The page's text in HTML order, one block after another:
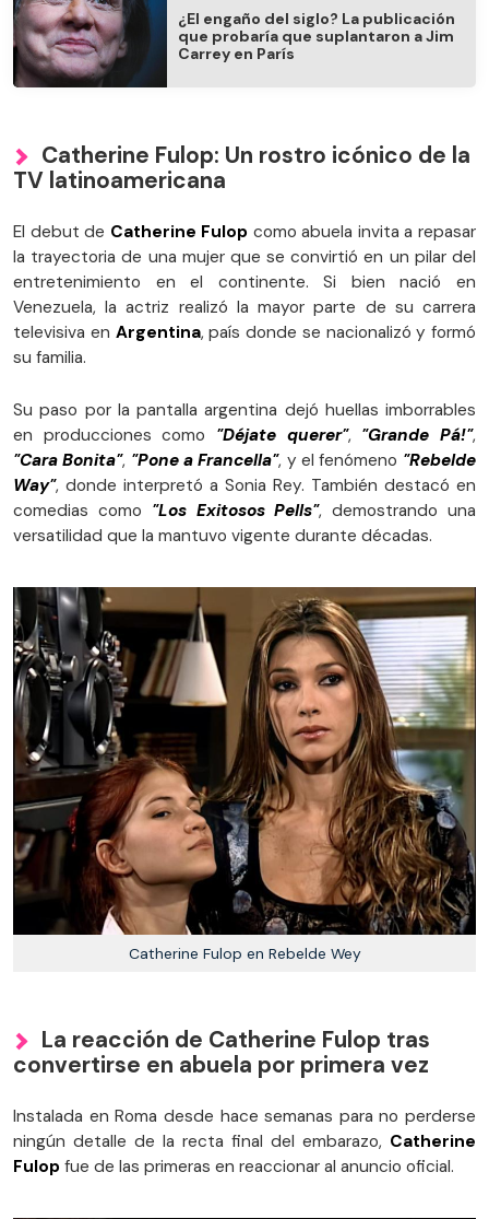
¿El engaño del siglo? La publicación
que probaría que suplantaron a Jim
Carrey en París
Catherine Fulop: Un rostro icónico de la
TV latinoamericana
El debut de Catherine Fulop como abuela invita a repasar
la trayectoria de una mujer que se convirtió en un pilar del
entretenimiento en el continente. Si bien nació en
Venezuela, la actriz realizó la mayor parte de su carrera
televisiva en Argentina, país donde se nacionalizó y formó
su familia.
Su paso por la pantalla argentina dejó huellas imborrables
en producciones como "Déjate querer", "Grande Pá!",
"Cara Bonita", "Pone a Francella", y el fenómeno "Rebelde
Way", donde interpretó a Sonia Rey. También destacó en
comedias como "Los Exitosos Pells", demostrando una
versatilidad que la mantuvo vigente durante décadas.
Catherine Fulop en Rebelde Wey
La reacción de Catherine Fulop tras
convertirse en abuela por primera vez
Instalada en Roma desde hace semanas para no perderse
ningún detalle de la recta final del embarazo, Catherine
Fulop fue de las primeras en reaccionar al anuncio oficial.